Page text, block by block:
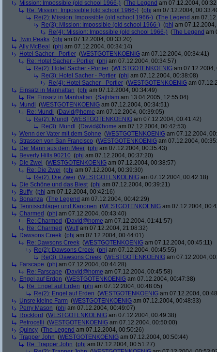
Mission: Impossible (old school 1966-) (The Legend am 07.12.2004,
Re: Mission: Impossible (old school 1966-) (phj am 07.12.2004,
Re(2): Mission: Impossible (old school 1966-) (The Legend am
Re(3): Mission: Impossible (old school 1966-) (phj am
Re(4): Mission: Impossible (old school 1966-) (The Legend am
Twin Peaks (phj am 07.12.2004, 00:33:20)
Ally McBeal
(phj am 07.12.2004, 00:34:14)
Hotel Sacher - Portier (WESTGOTENKOENIG am 07.12.2004, 00:34:41)
Re: Hotel Sacher - Portier (phj am 07.12.2004, 00:34:57)
Re(2): Hotel Sacher - Portier (WESTGOTENKOENIG am 07.12.2004,
Re(3): Hotel Sacher - Portier (phj am 07.12.2004, 00:38:08)
Re(4): Hotel Sacher - Portier (WESTGOTENKOENIG am
Einsatz in Manhattan (phj am 07.12.2004, 00:34:49)
Re: Einsatz in Manhattan (Sajhtam am 13.04.2005, 12:55:04)
Mundl
(WESTGOTENKOENIG am 07.12.2004, 00:34:51)
Re: Mundl
(David@home am 07.12.2004, 00:39:05)
Re(2): Mundl
(WESTGOTENKOENIG am 07.12.2004, 00:41:42)
Re(3): Mundl
(David@home am 07.12.2004, 00:42:53)
Wenn der Vater mit dem Sohne (WESTGOTENKOENIG am 07.12.2004,
Strassen von San Francisco (WESTGOTENKOENIG am 07.12.2004,
Der Mann aus dem Meer (phj am 07.12.2004, 00:35:43)
Beverly Hills 90210 (phj am 07.12.2004, 00:37:20)
Die Zwei (WESTGOTENKOENIG am 07.12.2004, 00:38:57)
Re: Die Zwei (phj am 07.12.2004, 00:39:30)
Re(2): Die Zwei (WESTGOTENKOENIG am 07.12.2004, 00:42:18)
Die Schöne und das Biest (phj am 07.12.2004, 00:39:21)
Buffy (phj am 07.12.2004, 00:42:16)
Bonanza (The Legend am 07.12.2004, 00:42:29)
Tennisschläger und Kanonen (WESTGOTENKOENIG am 07.12.2004,
Charmed (phj am 07.12.2004, 00:43:40)
Re: Charmed (David@home am 07.12.2004, 01:41:57)
Re: Charmed (Wuffam 07.12.2004, 21:08:32)
Dawsons Creek (phj am 07.12.2004, 00:44:01)
Re: Dawsons Creek (WESTGOTENKOENIG am 07.12.2004, 00:45:11)
Re(2): Dawsons Creek (phj am 07.12.2004, 00:45:55)
Re(3): Dawsons Creek (WESTGOTENKOENIG am 07.12.2004,
Farscape (phj am 07.12.2004, 00:44:28)
Re: Farscape (David@home am 07.12.2004, 00:45:58)
Engel auf Erden (WESTGOTENKOENIG am 07.12.2004, 00:47:38)
Re: Engel auf Erden (phj am 07.12.2004, 00:48:05)
Re(2): Engel auf Erden (WESTGOTENKOENIG am 07.12.2004,
Unsre kleine Farm (WESTGOTENKOENIG am 07.12.2004, 00:48:33)
Perry Mason (phj am 07.12.2004, 00:49:07)
Rockford (WESTGOTENKOENIG am 07.12.2004, 00:49:38)
Petrocelli (WESTGOTENKOENIG am 07.12.2004, 00:50:00)
Quincy (The Legend am 07.12.2004, 00:50:26)
Trapper John (WESTGOTENKOENIG am 07.12.2004, 00:50:44)
Re: Trapper John (phj am 07.12.2004, 00:51:27)